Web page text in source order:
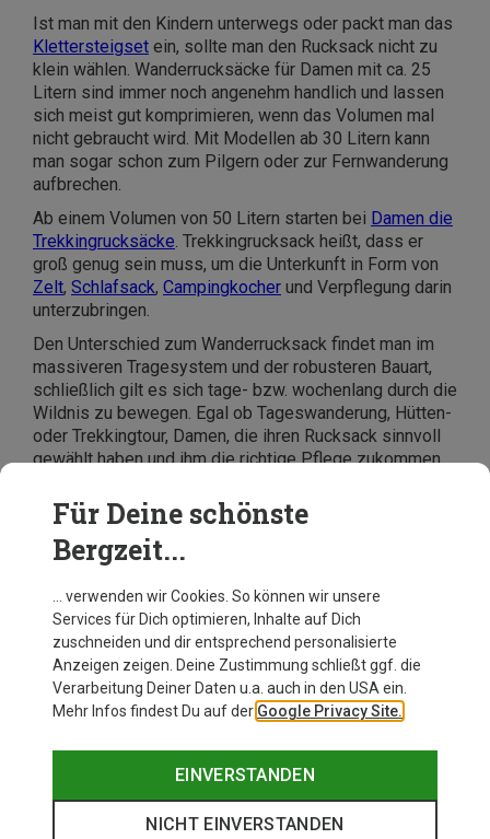
Ist man mit den Kindern unterwegs oder packt man das
Klettersteigset ein, sollte man den Rucksack nicht zu
klein wählen. Wanderrucksäcke für Damen mit ca. 25
Litern sind immer noch angenehm handlich und lassen
sich meist gut komprimieren, wenn das Volumen mal
nicht gebraucht wird. Mit Modellen ab 30 Litern kann
man sogar schon zum Pilgern oder zur Fernwanderung
aufbrechen.
Ab einem Volumen von 50 Litern starten bei Damen die
Trekkingrucksäcke . Trekkingrucksack heißt, dass er
groß genug sein muss, um die Unterkunft in Form von
Zelt, Schlafsack, Campingkocher und Verpflegung darin
unterzubringen.
Den Unterschied zum Wanderrucksack findet man im
massiveren Tragesystem und der robusteren Bauart,
schließlich gilt es sich tage- bzw. wochenlang durch die
Wildnis zu bewegen. Egal ob Tageswanderung, Hütten-
oder Trekkingtour, Damen, die ihren Rucksack sinnvoll
gewählt haben und ihm die richtige Pflege zukommen
bald einige Geschichten erzählen kann.
Für Deine schönste
Bergzeit...
… verwenden wir Cookies. So können wir unsere
Services für Dich optimieren, Inhalte auf Dich
zuschneiden und dir entsprechend personalisierte
Anzeigen zeigen. Deine Zustimmung schließt ggf. die
Verarbeitung Deiner Daten u.a. auch in den USA ein.
Mehr Infos findest Du auf der Google Privacy Site.
EINVERSTANDEN
NICHT EINVERSTANDEN